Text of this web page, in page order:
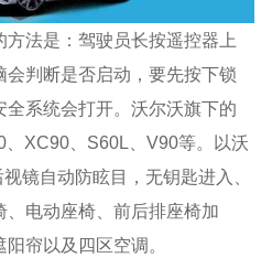
法是：驾驶员长按遥控器上
判断是否启动，要先按下锁
系统会打开。沃尔沃旗下的
XC90、S60L、V90等。以沃
镜自动防眩目，无钥匙进入、
电动座椅、前后排座椅加
帘以及四区空调。